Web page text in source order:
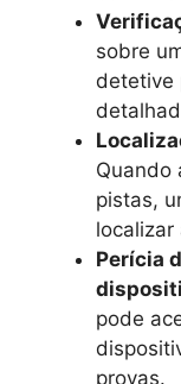
sobre
detetive
Quando
pistas,
localizar
Perícia
pode
provas.